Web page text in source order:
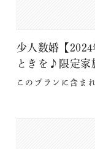
少人数婚【
ときを♪限定家
このプランに含ま